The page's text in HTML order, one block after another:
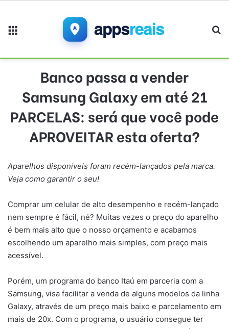
Banco passa a vender
Samsung Galaxy em até 21
PARCELAS: será que você pode
APROVEITAR esta oferta?
Aparelhos disponíveis foram recém-lançados pela marca.
Veja como garantir o seu!
Comprar um celular de alto desempenho e recém-lançado
nem sempre é fácil, né? Muitas vezes o preço do aparelho
é bem mais alto que o nosso orçamento e acabamos
escolhendo um aparelho mais simples, com preço mais
acessível.
Porém, um programa do banco Itaú em parceria com a
Samsung, visa facilitar a venda de alguns modelos da linha
Galaxy, através de um preço mais baixo e parcelamento em
mais de 20x. Com o programa, o usuário consegue ter